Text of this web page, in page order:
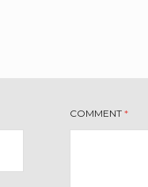
COMMENT *